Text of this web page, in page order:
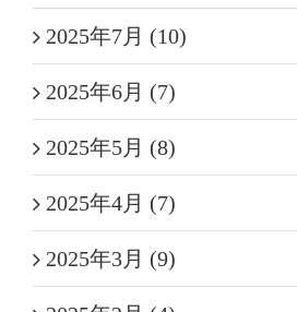
2025年7月 (10)
2025年6月 (7)
2025年5月 (8)
2025年4月 (7)
2025年3月 (9)